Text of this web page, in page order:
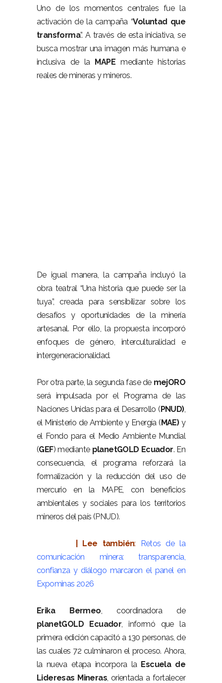
Uno de los momentos centrales fue la
activación de la campaña “Voluntad que
transforma”. A través de esta iniciativa, se
busca mostrar una imagen más humana e
inclusiva de la MAPE mediante historias
reales de mineras y mineros.
De igual manera, la campaña incluyó la
obra teatral “Una historia que puede ser la
tuya”, creada para sensibilizar sobre los
desafíos y oportunidades de la minería
artesanal. Por ello, la propuesta incorporó
enfoques de género, interculturalidad e
intergeneracionalidad.
Por otra parte, la segunda fase de mejORO
será impulsada por el Programa de las
Naciones Unidas para el Desarrollo (PNUD),
el Ministerio de Ambiente y Energía (MAE)y
el Fondo para el Medio Ambiente Mundial
(GEF) mediante planetGOLD Ecuador. En
consecuencia, el programa reforzará la
formalización y la reducción del uso de
mercurio en la MAPE, con beneficios
ambientales y sociales para los territorios
mineros del país (PNUD).
| Lee también: Retos de la
comunicación minera: transparencia,
confianza y diálogo marcaron el panel en
Expominas 2026
Erika Bermeo, coordinadora de
planetGOLD Ecuador, informó que la
primera edición capacitó a 130 personas, de
las cuales 72 culminaron el proceso. Ahora,
la nueva etapa incorpora la Escuela de
Lideresas Mineras, orientada a fortalecer